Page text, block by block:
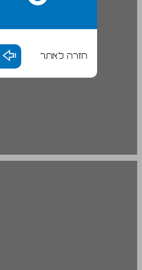
חזרה לאתר
פרק ראשון בצילה של מלחמת העולם ... 17